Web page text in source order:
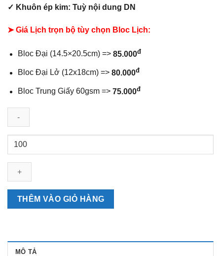
✓ Khuôn ép kim: Tuỳ nội dung DN
➤ Giá Lịch trọn bộ tùy chọn Bloc Lịch:
Bloc Đại (14.5×20.5cm) => 85.000đ
Bloc Đại Lở (12x18cm) => 80.000đ
Bloc Trung Giấy 60gsm => 75.000đ
Bìa
Xo
Giữa
Chữ
Lộc
THÊM VÀO GIỎ HÀNG
MÔ TẢ